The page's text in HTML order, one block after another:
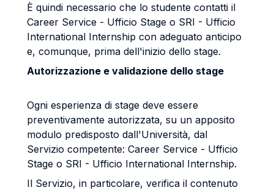
È quindi necessario che lo studente contatti il
Career Service - Ufficio Stage o SRI - Ufficio
International Internship con adeguato anticipo
e, comunque, prima dell'inizio dello stage.
Autorizzazione e validazione dello stage
Ogni esperienza di stage deve essere
preventivamente autorizzata, su un apposito
modulo predisposto dall'Università, dal
Servizio competente: Career Service - Ufficio
Stage o SRI - Ufficio International Internship.
Il Servizio, in particolare, verifica il contenuto